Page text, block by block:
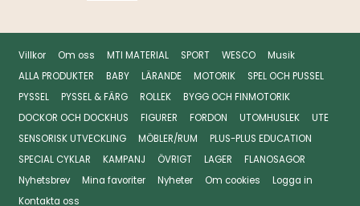
Villkor Om oss MTI MATERIAL SPORT WESCO
Musik
ALLA PRODUKTER
BABY LÄRANDE MOTORIK
SPEL OCH PUSSEL
PYSSEL
PYSSEL & FÄRG ROLLEK
BYGG OCH FINMOTORIK
DOCKOR OCH DOCKHUS
FIGURER FORDON UTOMHUSLEK
UTE
SENSORISK UTVECKLING
MÖBLER/RUM
PLUS-PLUS EDUCATION
SPECIAL CYKLAR
KAMPANJ ÖVRIGT LAGER
FLANOSAGOR
Nyhetsbrev
Mina favoriter Nyheter Om cookies
Logga in
Kontakta oss